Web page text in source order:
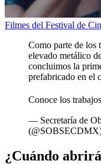
Filmes del Festival de
Como parte de los
elevado metálico
concluimos la
prefabricado en el
Conoce los
— Secretaría de
¿Cuándo